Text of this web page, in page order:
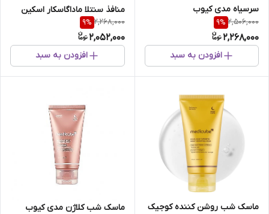
سرسیاه مدی کیوب
2,506,000
9%
2,268,000
افزودن به سبد
منافذ سنتلا ماداگاسکار اسکین
1004
2,268,000
9%
2,052,000
افزودن به سبد
ماسک شب روشن کننده کوجیک
ماسک شب کلاژن مدی کیوب